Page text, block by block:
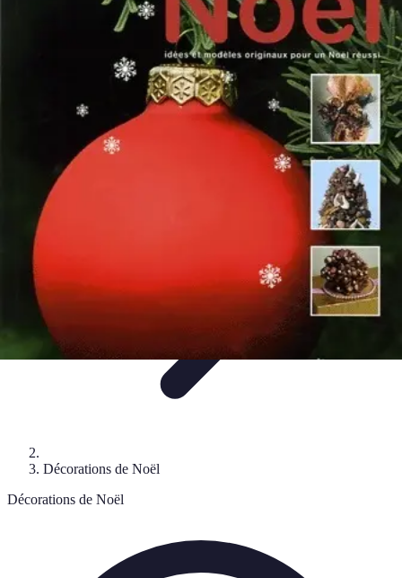
Idées et InspirationsDécorations de Noël
Décorations et
Traditions de NoëlTraditions
Décorations de Noël
Décorations de Noël